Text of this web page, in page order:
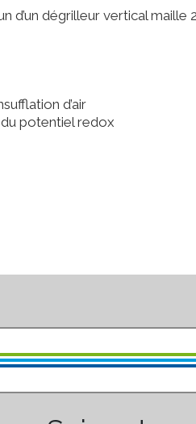
d’un dégrilleur vertical maille
d’air
potentiel redox